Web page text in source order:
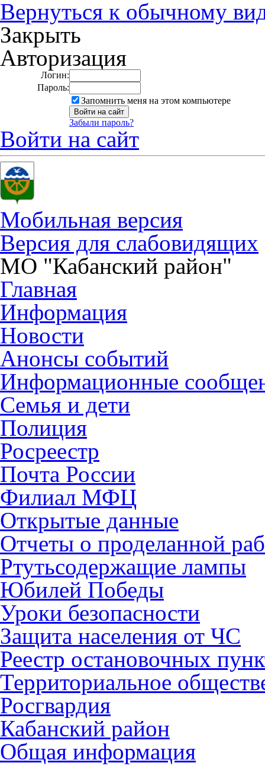
Вернуться к обычному
Закрыть
Авторизация
Логин:
Пароль:
Запомнить меня на этом компьютере
Забыли пароль?
Войти на сайт
Мобильная версия
Версия для слабовидящих
МО "Кабанский район"
Главная
Информация
Новости
Анонсы событий
Информационные
Семья и дети
Полиция
Росреестр
Почта России
Филиал МФЦ
Открытые данные
Отчеты о проделанной
Ртутьсодержащие лампы
Юбилей Победы
Уроки безопасности
Защита населения от ЧС
Реестр остановочных
Территориальное
Росгвардия
Кабанский район
Общая информация